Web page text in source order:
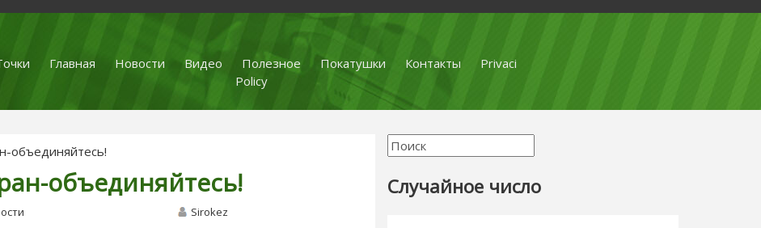
Главная Новости Видео Полезное Покатушки Контакты
Privaci
Policy
объединяйтесь!
объединяйтесь!
Sirokez
Случайное число